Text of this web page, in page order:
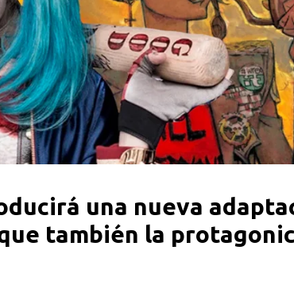
una nueva
también la